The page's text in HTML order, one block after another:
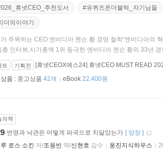
휴넷CEO_추천도서 #유퀴즈온더블럭_자기님들
더의이야기
주목하는 CEO 엔비디아 젠슨 황 경영 철학“엔비디아의
층 인터뷰,시가총액 1위 등극한 엔비디아 젠슨 황의 33년
트 기획전 [휴넷CEOX예스24] 휴넷CEO MUST READ
품 : 중고상품 42개 eBook 22,400원
의책
번영과 낙관은 어떻게 파국으로 치달았는가 [ 양장 ]
로스 소킨 저/조용빈 역/신현호 감수 웅진지식하우스